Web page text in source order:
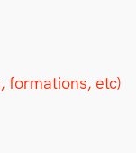
for­ma­tions, etc)